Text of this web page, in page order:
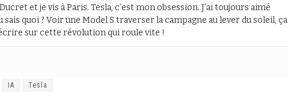
et je vis à Paris. Tesla, c’est mon obsession. J’ai toujours aimé
sais quoi ? Voir une Model S traverser la campagne au lever du soleil, ça
sur cette révolution qui roule vite !
IA Tesla